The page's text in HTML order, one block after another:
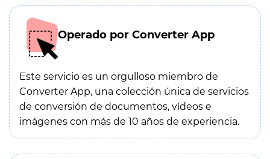
Operado por Converter App
Este servicio es un orgulloso miembro de
Converter App, una colección única de servicios
de conversión de documentos, vídeos e
imágenes con más de 10 años de experiencia.